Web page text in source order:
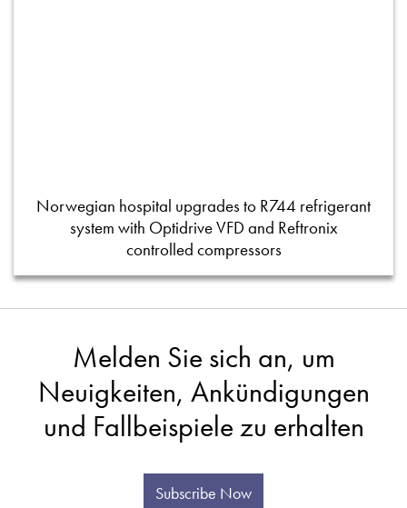
Norwegian hospital upgrades to R744 refrigerant
system with Optidrive VFD and Reftronix
controlled compressors
Melden Sie sich an, um
Neuigkeiten, Ankündigungen
und Fallbeispiele zu erhalten
Subscribe Now